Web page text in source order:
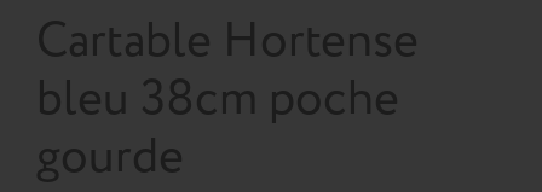
Cartable Hortense
bleu 38cm poche
gourde